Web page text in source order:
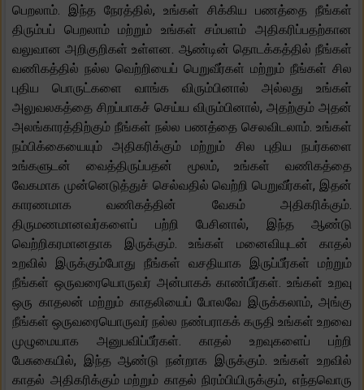
பெறலாம். இந்த நேரத்தில், உங்கள் சிக்கிய பணத்தை நீங்கள்
திரும்பப் பெறலாம் மற்றும் உங்கள் சம்பளம் அதிகரிப்பதற்கான
வலுவான அறிகுறிகள் உள்ளன. ஆண்டின் தொடக்கத்தில் நீங்கள்
வணிகத்தில் நல்ல வெற்றியைப் பெறுவீர்கள் மற்றும் நீங்கள் சில
புதிய பொருட்களை வாங்க விரும்பினால் அல்லது உங்கள்
அலுவலகத்தை சிறப்பாகச் செய்ய விரும்பினால், அதற்கும் அதன்
அலங்காரத்திற்கும் நீங்கள் நல்ல பணத்தை செலவிடலாம். உங்கள்
நம்பிக்கையையும் அதிகரிக்கும் மற்றும் சில புதிய நபர்களை
உங்களுடன் வைத்திருப்பதன் மூலம், உங்கள் வணிகத்தை
வேகமாக முன்னெடுத்துச் செல்வதில் வெற்றி பெறுவீர்கள், இதன்
காரணமாக வணிகத்தின் வேகம் அதிகரிக்கும்.
திருமணமானவர்களைப் பற்றி பேசினால், இந்த ஆண்டு
வெற்றிகரமானதாக இருக்கும். உங்கள் மனைவியுடன் காதல்
உறவில் இருக்கும்போது நீங்கள் வசதியாக இருப்பீர்கள் மற்றும்
நீங்கள் ஒருவரையொருவர் அன்பாகக் காண்பீர்கள். உங்கள் உறவு
ஒரு காதலன் மற்றும் காதலியைப் போலவே இருக்கலாம், அங்கு
நீங்கள் ஒருவரையொருவர் நல்ல நண்பராகக் கருதி உங்கள் உறவை
முழுமையாக அனுபவிப்பீர்கள். காதல் உறவுகளைப் பற்றி
பேசுகையில், இந்த ஆண்டு நன்றாக இருக்கும். உங்கள் உறவில்
காதல் அதிகரிக்கும் மற்றும் காதல் நிரம்பியிருக்கும், எந்தவொரு